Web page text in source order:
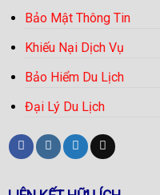
Bảo Mật Thông Tin
Khiếu Nại Dịch Vụ
Bảo Hiểm Du Lịch
Đại Lý Du Lịch